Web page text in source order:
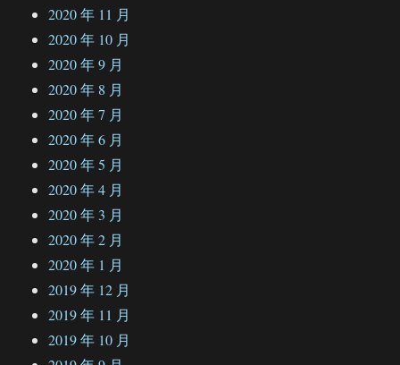
2020 年 11 月
2020 年 10 月
2020 年 9 月
2020 年 8 月
2020 年 7 月
2020 年 6 月
2020 年 5 月
2020 年 4 月
2020 年 3 月
2020 年 2 月
2020 年 1 月
2019 年 12 月
2019 年 11 月
2019 年 10 月